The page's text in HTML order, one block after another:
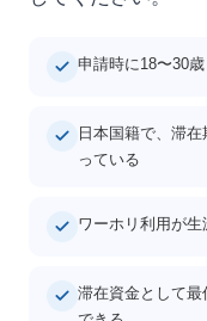
申請時に18〜30
日本国籍で、滞
っている
ワーホリ利用が生
滞在資金として